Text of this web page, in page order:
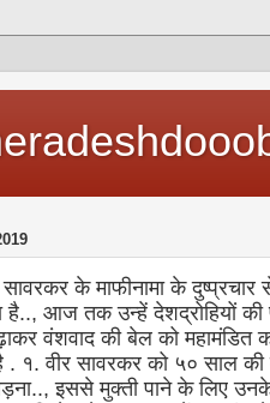
के माफीनामा के
है.., आज तक उन्हें देशद्रोहियों
वंशवाद की बेल को
१. वीर सावरकर को ५० साल
इससे मुक्ती पाने के लिए उनके